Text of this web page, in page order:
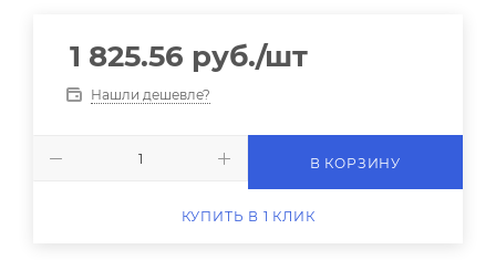
1 825.56 руб./шт
Нашли дешевле?
В КОРЗИНУ
КУПИТЬ В 1 КЛИК